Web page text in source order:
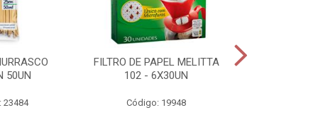
50UN
23484
FILTRO DE PAPEL MELITTA
102 - 6X30UN
Código: 19948